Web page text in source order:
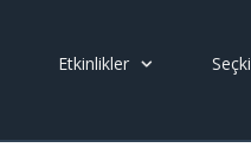
Etkinlikler Seçki